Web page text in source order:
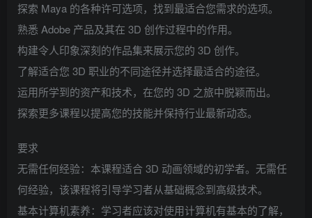
探索 Maya 的各种许可选项，找到最适合您需求的选项。
熟悉 Adob​​e 产品及其在 3D 创作过程中的作用。
构建令人印象深刻的作品集来展示您的 3D 创作。
了解适合您 3D 职业的不同途径并选择最适合的途径。
运用所学到的资产和技术，在您的 3D 之旅中脱颖而出。
探索更多课程以提高您的技能并保持行业最新动态。
要求
无需任何经验：本课程适合 3D 动画领域的初学者。无需任
何经验，该课程将引导学习者从基础概念到高级技术。
基本计算机素养：学习者应该对使用计算机有基本的了解，